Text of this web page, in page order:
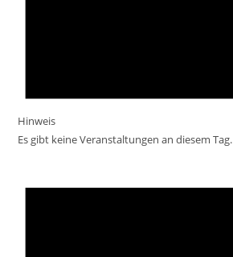
Hinweis
Es gibt keine Veranstaltungen an diesem Tag.